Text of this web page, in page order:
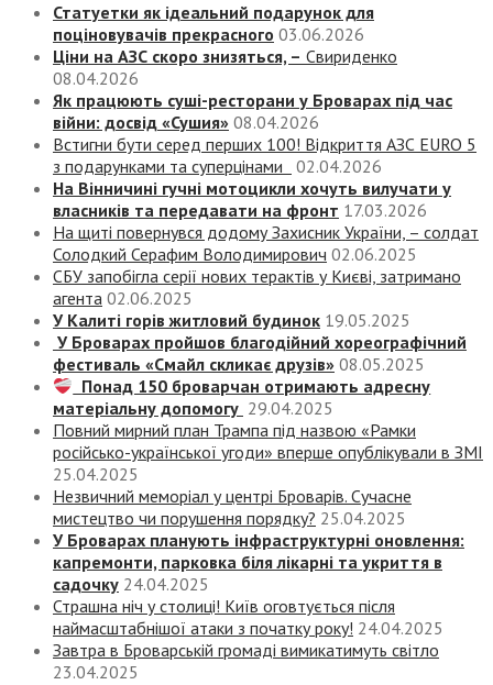
Статуетки як ідеальний подарунок для
поціновувачів прекрасного 03.06.2026
Ціни на АЗС скоро знизяться, – Свириденко
08.04.2026
Як працюють суші-ресторани у Броварах під час
війни: досвід «Сушия» 08.04.2026
Встигни бути серед перших 100! Відкриття АЗС EURO 5
з подарунками та суперцінами
02.04.2026
На Вінничині гучні мотоцикли хочуть вилучати у
власників та передавати на фронт 17.03.2026
На щиті повернувся додому Захисник України, – солдат
Солодкий Серафим Володимирович 02.06.2025
СБУ запобігла серії нових терактів у Києві, затримано
агента 02.06.2025
У Калиті горів житловий будинок 19.05.2025
У Броварах пройшов благодійний хореографічний
фестиваль «Смайл скликає друзів» 08.05.2025
Понад 150 броварчан отримають адресну
матеріальну допомогу 29.04.2025
Повний мирний план Трампа під назвою «‎Рамки
російсько-української угоди» вперше опублікували в ЗМІ
25.04.2025
Незвичний меморіал у центрі Броварів. Сучасне
мистецтво чи порушення порядку? 25.04.2025
У Броварах планують інфраструктурні оновлення:
капремонти, парковка біля лікарні та укриття в
садочку 24.04.2025
Страшна ніч у столиці! Київ оговтується після
наймасштабнішої атаки з початку року! 24.04.2025
Завтра в Броварській громаді вимикатимуть світло
23.04.2025